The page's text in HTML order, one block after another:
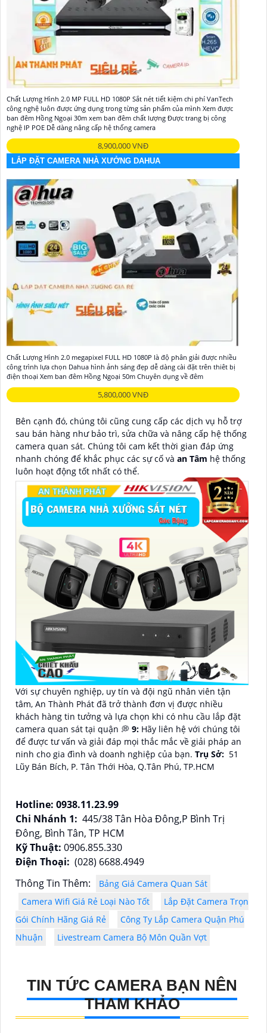
Chất Lượng Hình 2.0 MP FULL HD 1080P Sắt nét tiết kiệm chi phí VanTech
công nghệ luôn được ứng dụng trong từng sản phẩm của mình Xem được
ban đêm Hồng Ngoại 30m xem ban đêm chất lượng Được trang bị công
nghệ IP POE Dễ dàng nâng cấp hệ thống camera
8,900,000 VNĐ
LẮP ĐẶT CAMERA NHÀ XƯỞNG DAHUA
Chất Lượng Hình 2.0 megapixel FULL HD 1080P là độ phân giải được nhiều
công trình lựa chọn Dahua hình ảnh sáng đẹp dễ dàng cài đặt trên thiêt bị
điện thoại Xem ban đêm Hồng Ngoại 50m Chuyên dụng về đêm
5,800,000 VNĐ
Bên cạnh đó, chúng tôi cũng cung cấp các dịch vụ hỗ trợ
sau bán hàng như bảo trì, sửa chữa và nâng cấp hệ thống
camera quan sát. Chúng tôi cam kết thời gian đáp ứng
nhanh chóng để khắc phục các sự cố và an Tâm hệ thống
luôn hoạt động tốt nhất có thể.
Với sự chuyên nghiệp, uy tín và đội ngũ nhân viên tận
tâm, An Thành Phát đã trở thành đơn vị được nhiều
khách hàng tin tưởng và lựa chọn khi có nhu cầu lắp đặt
camera quan sát tại quận 💭 9: Hãy liên hệ với chúng tôi
để được tư vấn và giải đáp mọi thắc mắc về giải pháp an
ninh cho gia đình và doanh nghiệp của bạn. Trụ Sở: 51
Lũy Bán Bích, P. Tân Thới Hòa, Q.Tân Phú, TP.HCM
Hotline: 0938.11.23.99
Chi Nhánh 1: 445/38 Tân Hòa Đông,P Bình Trị
Đông, Bình Tân, TP HCM
Kỹ Thuật: 0906.855.330
Điện Thoại: (028) 6688.4949
Thông Tin Thêm:
Bảng Giá Camera Quan Sát
Camera Wifi Giá Rẻ Loại Nào Tốt
Lắp Đặt Camera Trọn
Gói Chính Hãng Giá Rẻ
Công Ty Lắp Camera Quận Phú
Nhuận
Livestream Camera Bộ Môn Quần Vợt
TIN TỨC CAMERA BẠN NÊN
THAM KHẢO